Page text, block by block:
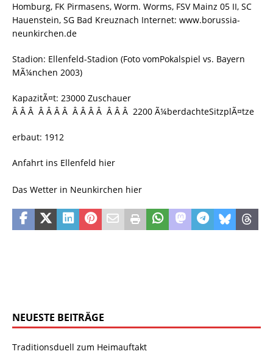
Homburg, FK Pirmasens, Worm. Worms, FSV Mainz 05 II, SC
Hauenstein, SG Bad Kreuznach Internet: www.borussia-
neunkirchen.de
Stadion: Ellenfeld-Stadion (Foto vomPokalspiel vs. Bayern
MÃ¼nchen 2003)
KapazitÃ¤t: 23000 Zuschauer
Â Â Â Â Â Â Â Â Â Â Â Â Â Â 2200 Ã¼berdachteSitzplÃ¤tze
erbaut: 1912
Anfahrt ins Ellenfeld hier
Das Wetter in Neunkirchen hier
NEUESTE BEITRÄGE
Traditionsduell zum Heimauftakt